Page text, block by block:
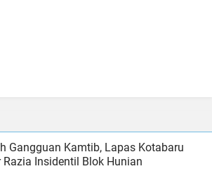
Gangguan Kamtib, Lapas Kotabaru
Razia Insidentil Blok Hunian